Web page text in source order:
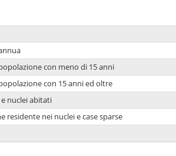
con meno di 15 anni
con 15 anni ed oltre
nuclei abitati
residente nei nuclei e case sparse